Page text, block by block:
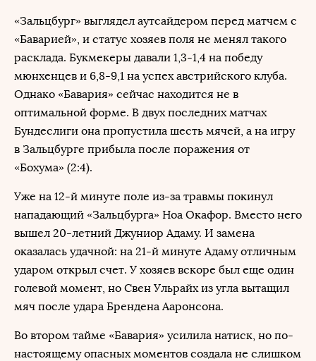
«Зальцбург» выглядел аутсайдером перед матчем с
«Баварией», и статус хозяев поля не менял такого
расклада. Букмекеры давали 1,3-1,4 на победу
мюнхенцев и 6,8-9,1 на успех австрийского клуба.
Однако «Бавария» сейчас находится не в
оптимальной форме. В двух последних матчах
Бундеслиги она пропустила шесть мячей, а на игру
в Зальцбурге прибыла после поражения от
«Бохума» (2:4).
Уже на 12-й минуте поле из-за травмы покинул
нападающий «Зальцбурга» Ноа Окафор. Вместо него
вышел 20-летний Джуниор Адаму. И замена
оказалась удачной: на 21-й минуте Адаму отличным
ударом открыл счет. У хозяев вскоре был еще один
голевой момент, но Свен Ульрайх из угла вытащил
мяч после удара Брендена Ааронсона.
Во втором тайме «Бавария» усилила натиск, но по-
настоящему опасных моментов создала не слишком